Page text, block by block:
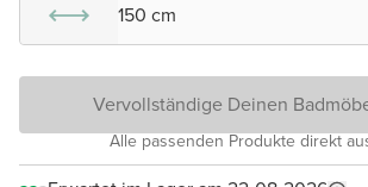
150 cm
Vervollständige Deinen
Alle passenden Produkte direkt